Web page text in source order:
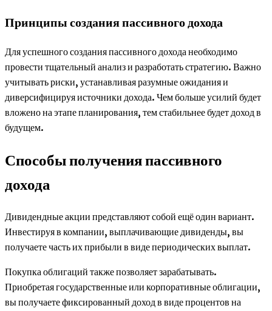
Принципы создания пассивного дохода
Для успешного создания пассивного дохода необходимо
провести тщательный анализ и разработать стратегию. Важно
учитывать риски, устанавливая разумные ожидания и
диверсифицируя источники дохода. Чем больше усилий будет
вложено на этапе планирования, тем стабильнее будет доход в
будущем.
Способы получения пассивного
дохода
Дивидендные акции представляют собой ещё один вариант.
Инвестируя в компании, выплачивающие дивиденды, вы
получаете часть их прибыли в виде периодических выплат.
Покупка облигаций также позволяет зарабатывать.
Приобретая государственные или корпоративные облигации,
вы получаете фиксированный доход в виде процентов на